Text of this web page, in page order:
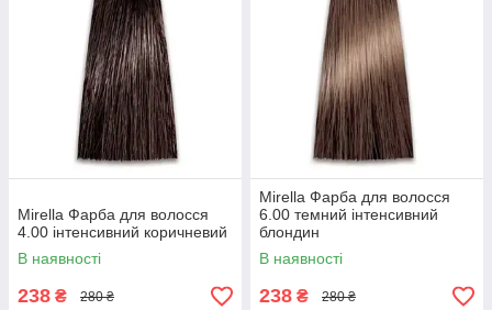
Mirella Фарба для волосся
4.00 інтенсивний коричневий
В наявності
238 ₴ 280 ₴
Mirella Фарба для волосся
6.00 темний інтенсивний
блондин
В наявності
238 ₴ 280 ₴